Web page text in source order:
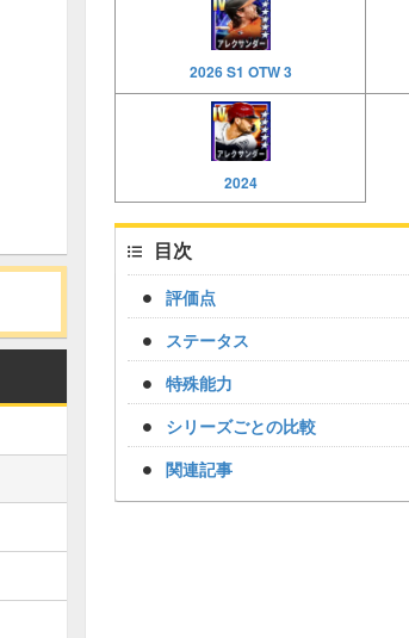
2026 S1 OTW 3
2024
目次
評価点
ステータス
特殊能力
シリーズごとの比較
関連記事